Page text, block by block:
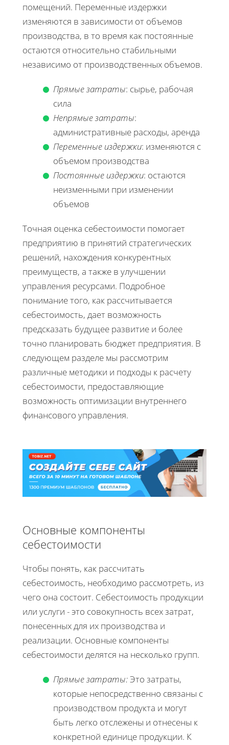
помещений. Переменные издержки
изменяются в зависимости от объемов
производства, в то время как постоянные
остаются относительно стабильными
независимо от производственных объемов.
Прямые затраты: сырье, рабочая
сила
Непрямые затраты:
административные расходы, аренда
Переменные издержки: изменяются с
объемом производства
Постоянные издержки: остаются
неизменными при изменении
объемов
Точная оценка себестоимости помогает
предприятию в принятий стратегических
решений, нахождения конкурентных
преимуществ, а также в улучшении
управления ресурсами. Подробное
понимание того, как рассчитывается
себестоимость, дает возможность
предсказать будущее развитие и более
точно планировать бюджет предприятия. В
следующем разделе мы рассмотрим
различные методики и подходы к расчету
себестоимости, предоставляющие
возможность оптимизации внутреннего
финансового управления.
Основные компоненты
себестоимости
Чтобы понять, как рассчитать
себестоимость, необходимо рассмотреть, из
чего она состоит. Себестоимость продукции
или услуги - это совокупность всех затрат,
понесенных для их производства и
реализации. Основные компоненты
себестоимости делятся на несколько групп.
Прямые затраты:Это затраты,
которые непосредственно связаны с
производством продукта и могут
быть легко отслежены и отнесены к
конкретной единице продукции. К